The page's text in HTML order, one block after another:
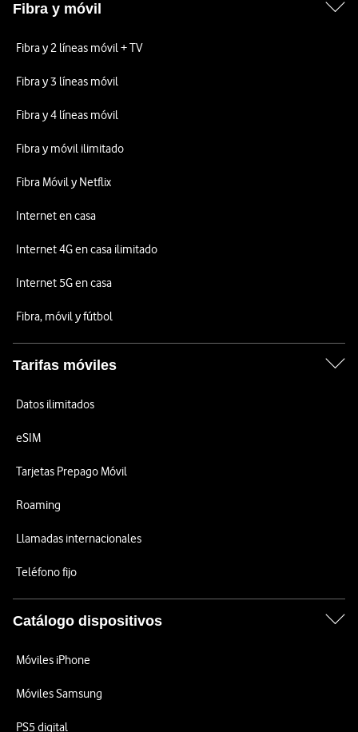
Fibra y móvil
Fibra y 2 líneas móvil + TV
Fibra y 3 líneas móvil
Fibra y 4 líneas móvil
Fibra y móvil ilimitado
Fibra Móvil y Netflix
Internet en casa
Internet 4G en casa ilimitado
Internet 5G en casa
Fibra, móvil y fútbol
Tarifas móviles
Datos ilimitados
eSIM
Tarjetas Prepago Móvil
Roaming
Llamadas internacionales
Teléfono fijo
Catálogo dispositivos
Móviles iPhone
Móviles Samsung
PS5 digital